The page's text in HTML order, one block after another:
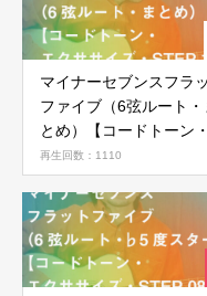
マイナーセブンスフラ
ファイブ（6弦ルート・
とめ）【コードトーン・
クササイズ・STEP 10】
再生回数：1110